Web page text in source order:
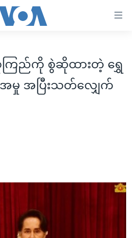
လက်များ
စုကြည်ကို စွဲဆိုထားတဲ့ ရွှေ
မှု အပြီးသတ်လျှေက်